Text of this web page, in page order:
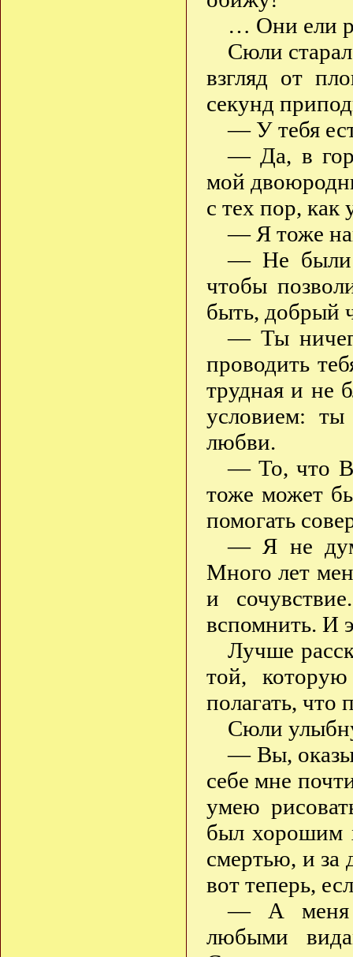
… Они ели
Сюли
взгляд от
секунд
— У тебя
— Да, в
мой
с тех пор,
— Я тоже
— Не были
чтобы
быть, добрый
— Ты
проводить
трудная и не
условием:
любви.
— То, что
тоже может
помогать
— Я не
Много лет
и
вспомнить. И
Лучше
той,
полагать, что
Сюли
— Вы,
себе мне
умею
был хорошим
смертью, и за
вот теперь,
— А меня
любыми